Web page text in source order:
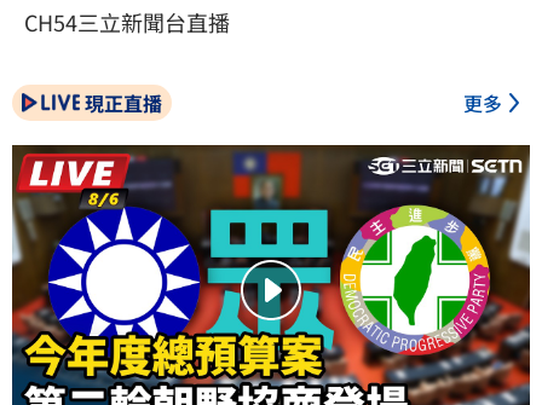
CH54三立新聞台直播
現正直播 更多